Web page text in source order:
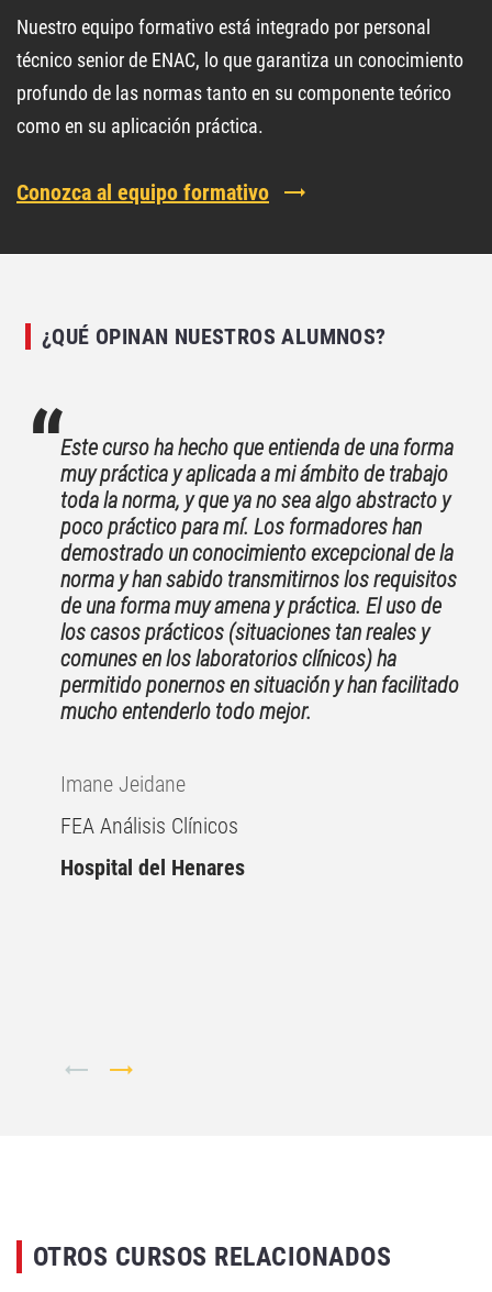
Nuestro equipo formativo está integrado por personal
técnico senior de ENAC, lo que garantiza un conocimiento
profundo de las normas tanto en su componente teórico
como en su aplicación práctica.
Conozca al equipo formativo
¿QUÉ OPINAN NUESTROS ALUMNOS?
Este curso ha hecho que entienda de una forma
muy práctica y aplicada a mi ámbito de trabajo
toda la norma, y que ya no sea algo abstracto y
poco práctico para mí. Los formadores han
demostrado un conocimiento excepcional de la
norma y han sabido transmitirnos los requisitos
de una forma muy amena y práctica. El uso de
los casos prácticos (situaciones tan reales y
comunes en los laboratorios clínicos) ha
permitido ponernos en situación y han facilitado
mucho entenderlo todo mejor.
Imane Jeidane
FEA Análisis Clínicos
Hospital del Henares
OTROS CURSOS RELACIONADOS